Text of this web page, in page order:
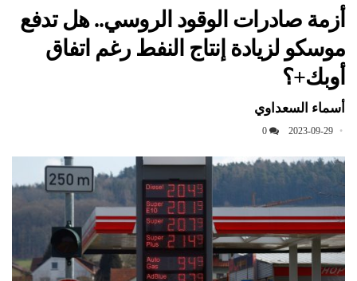
أزمة صادرات الوقود الروسي.. هل تدفع
موسكو لزيادة إنتاج النفط رغم اتفاق
أوبك+؟
أسماء السعداوي
2023-09-29
0